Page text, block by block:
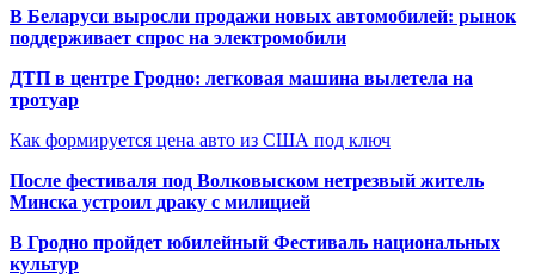
В Беларуси выросли продажи новых автомобилей: рынок
поддерживает спрос на электромобили
ДТП в центре Гродно: легковая машина вылетела на
тротуар
Как формируется цена авто из США под ключ
После фестиваля под Волковыском нетрезвый житель
Минска устроил драку с милицией
В Гродно пройдет юбилейный Фестиваль национальных
культур